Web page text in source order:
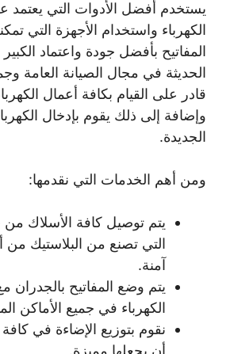
يستخدم أفضل الأدوات التي يعتمد
الكهرباء واستخدام الأجهزة التي
المفاتيح بأفضل جودة واعتماد
الحديثة في مجال الصيانة العامة
قادر على القيام بكافة أعمال
وإضافة إلى ذلك يقوم بإدخال
الجديدة.
ومن أهم الخدمات التي نقدمها:
يتم توصيل كافة الأسلاك من
التي تصنع من البلاستيك
آمنة.
يتم وضع المفاتيح بالجدران
الكهرباء في جميع الأماكن
نقوم بتوزيع الإضاءة في
أن يجعلها مميزة.